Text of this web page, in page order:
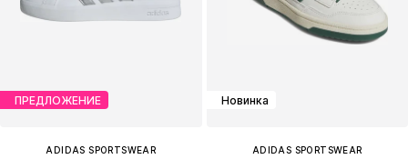
ПРЕДЛОЖЕНИЕ
ADIDAS SPORTSWEAR
Новинка
ADIDAS SPORTSWEAR